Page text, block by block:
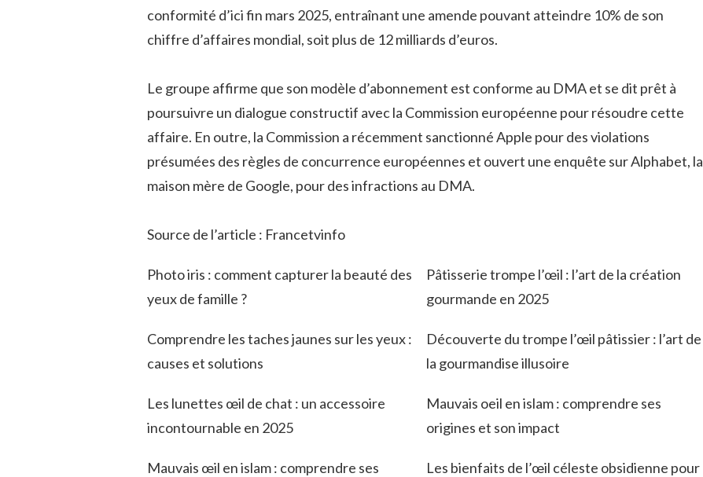
conformité d’ici fin mars 2025, entraînant une amende pouvant atteindre 10% de son
chiffre d’affaires mondial, soit plus de 12 milliards d’euros.
Le groupe affirme que son modèle d’abonnement est conforme au DMA et se dit prêt à
poursuivre un dialogue constructif avec la Commission européenne pour résoudre cette
affaire. En outre, la Commission a récemment sanctionné Apple pour des violations
présumées des règles de concurrence européennes et ouvert une enquête sur Alphabet, la
maison mère de Google, pour des infractions au DMA.
Source de l’article : Francetvinfo
Photo iris : comment capturer la beauté des
yeux de famille ?
Pâtisserie trompe l’œil : l’art de la création
gourmande en 2025
Comprendre les taches jaunes sur les yeux :
causes et solutions
Découverte du trompe l’œil pâtissier : l’art de
la gourmandise illusoire
Les lunettes œil de chat : un accessoire
incontournable en 2025
Mauvais oeil en islam : comprendre ses
origines et son impact
Mauvais œil en islam : comprendre ses
Les bienfaits de l’œil céleste obsidienne pour